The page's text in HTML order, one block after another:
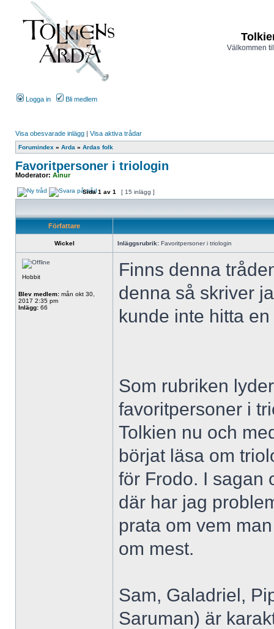
Välkommen
Logga in Bli medlem
Visa obesvarade inlägg | Visa aktiva trådar
Forumindex » Arda » Ardas folk
Favoritpersoner i triologin
Moderator: Ainur
Sida1 av 1 [ 15 inlägg ]
Författare
Wickel Inläggsrubrik: Favoritpersoner i triologin
Hobbit
Blev medlem: mån okt 30,
2017 2:35 pm
Inlägg: 66
Finns denna
denna så skriver
kunde inte hitta en
Som rubriken
favoritpersoner i
Tolkien nu och
börjat läsa om
för Frodo. I sagan
där har jag
prata om vem
om mest.
Sam, Galadriel,
Saruman) är